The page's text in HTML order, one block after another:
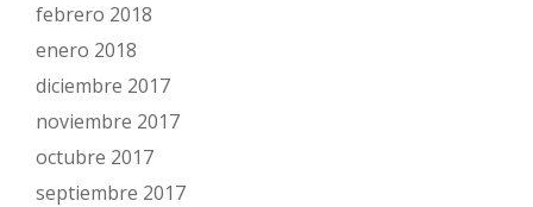
febrero 2018
enero 2018
diciembre 2017
noviembre 2017
octubre 2017
septiembre 2017